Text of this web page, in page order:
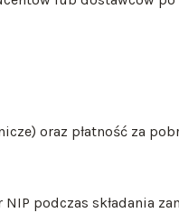
oraz płatność za
podczas składania